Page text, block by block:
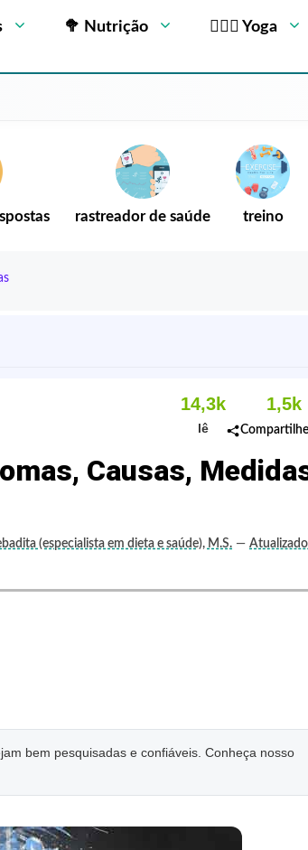
🥦 Nutrição 🧘🏻‍♂️ Yoga
rastreador de saúde treino
14,3k
lê
1,5k
Causas,
(especialista em dieta e saúde), M.S. —
bem pesquisadas e confiáveis. Conheça nosso